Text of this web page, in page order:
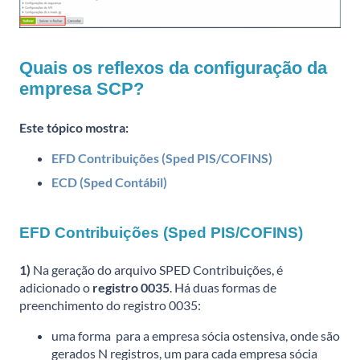
Quais os reflexos da configuração da
empresa SCP?
Este tópico mostra:
EFD Contribuições (Sped PIS/COFINS)
ECD (Sped Contábil)
EFD Contribuições (Sped PIS/COFINS)
1) Na geração do arquivo SPED Contribuições, é
adicionado o registro 0035. Há duas formas de
preenchimento do registro 0035:
uma forma para a empresa sócia ostensiva, onde são
gerados N registros, um para cada empresa sócia